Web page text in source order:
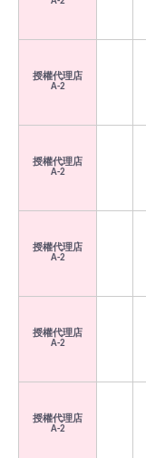
授權代理店
A-2
授權代理店
A-2
授權代理店
A-2
授權代理店
A-2
授權代理店
A-2